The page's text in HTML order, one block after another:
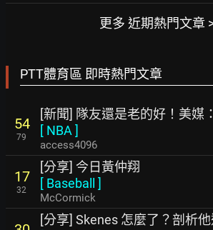
更多 近期熱門文章
PTT體育區 即時熱門文章
54
79
[新聞] 隊友還是老的好！美媒
[ NBA ]
access4096
17
32
[分享] 今日黃仲翔
[ Baseball ]
McCormick
[分享] Skenes 怎麼了？剖析